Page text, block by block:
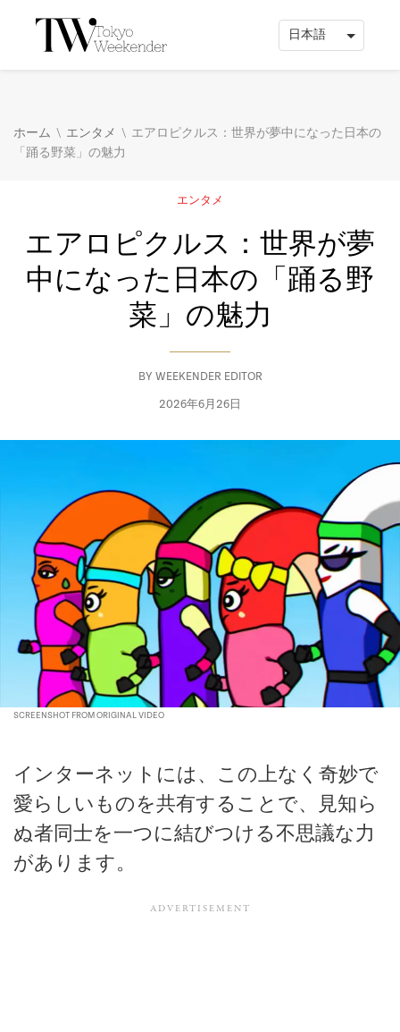
ホーム \ エンタメ \ エアロピクルス：世界が夢中になった日本の
「踊る野菜」の魅力
エンタメ
エアロピクルス：世界が夢
中になった日本の「踊る野
菜」の魅力
BY WEEKENDER EDITOR
2026年6月26日
SCREENSHOT FROM ORIGINAL VIDEO
インターネットには、この上なく奇妙で
愛らしいものを共有することで、見知ら
ぬ者同士を一つに結びつける不思議な力
があります。